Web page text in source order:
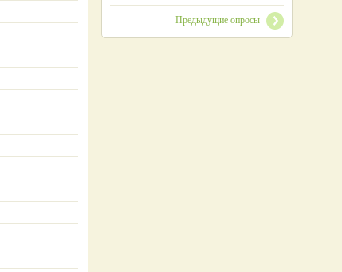
Предыдущие опросы